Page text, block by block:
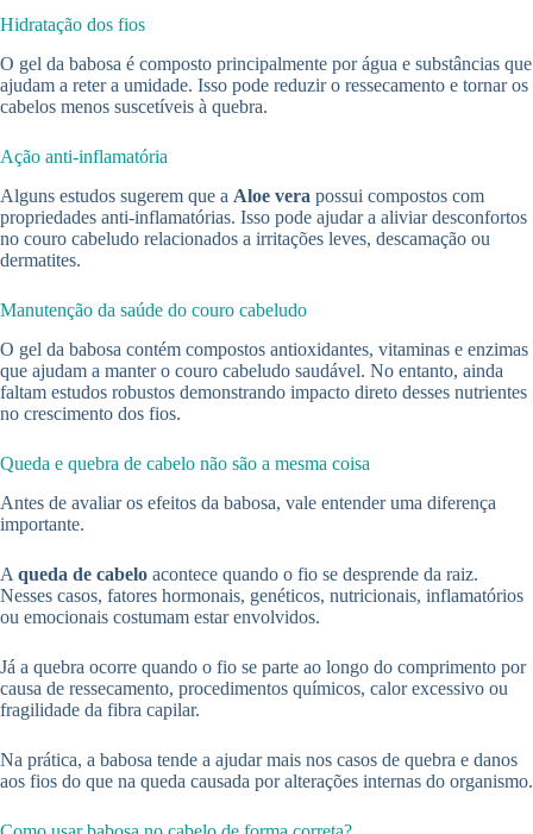
Hidratação dos fios
O gel da babosa é composto principalmente por água e substâncias que
ajudam a reter a umidade. Isso pode reduzir o ressecamento e tornar os
cabelos menos suscetíveis à quebra.
Ação anti-inflamatória
Alguns estudos sugerem que a Aloe vera possui compostos com
propriedades anti-inflamatórias. Isso pode ajudar a aliviar desconfortos
no couro cabeludo relacionados a irritações leves, descamação ou
dermatites.
Manutenção da saúde do couro cabeludo
O gel da babosa contém compostos antioxidantes, vitaminas e enzimas
que ajudam a manter o couro cabeludo saudável. No entanto, ainda
faltam estudos robustos demonstrando impacto direto desses nutrientes
no crescimento dos fios.
Queda e quebra de cabelo não são a mesma coisa
Antes de avaliar os efeitos da babosa, vale entender uma diferença
importante.
A queda de cabelo acontece quando o fio se desprende da raiz.
Nesses casos, fatores hormonais, genéticos, nutricionais, inflamatórios
ou emocionais costumam estar envolvidos.
Já a quebra ocorre quando o fio se parte ao longo do comprimento por
causa de ressecamento, procedimentos químicos, calor excessivo ou
fragilidade da fibra capilar.
Na prática, a babosa tende a ajudar mais nos casos de quebra e danos
aos fios do que na queda causada por alterações internas do organismo.